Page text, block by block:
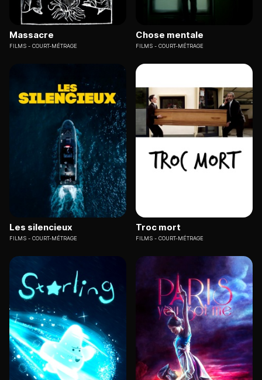
Massacre
FILMS COURT-MÉTRAGE
Chose mentale
FILMS COURT-MÉTRAGE
Les silencieux
FILMS COURT-MÉTRAGE
Troc mort
FILMS COURT-MÉTRAGE